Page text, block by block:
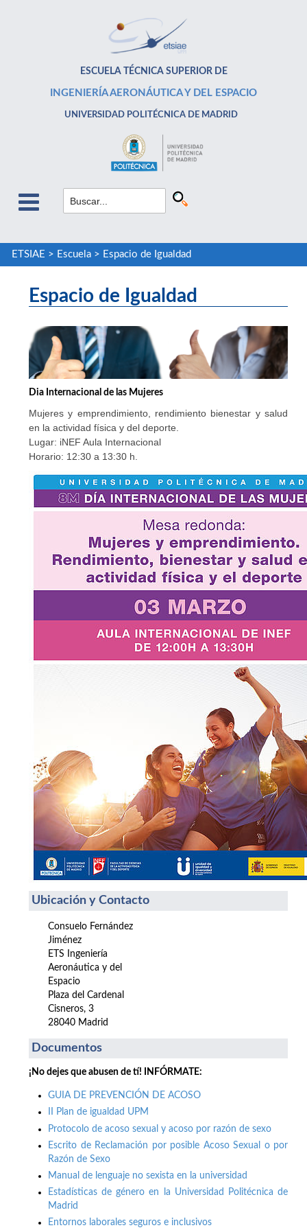
ESCUELA TÉCNICA SUPERIOR DE
INGENIERÍA AERONÁUTICA Y DEL ESPACIO
UNIVERSIDAD POLITÉCNICA DE MADRID
ETSIAE > Escuela> Espacio de Igualdad
Espacio de Igualdad
Dia Internacional de las Mujeres
Mujeres y emprendimiento, rendimiento bienestar y salud
en la actividad física y del deporte.
Lugar: iNEF Aula Internacional
Horario: 12:30 a 13:30 h.
Ubicación y Contacto
Consuelo Fernández
Jiménez
ETS Ingeniería
Aeronáutica y del
Espacio
Plaza del Cardenal
Cisneros, 3
28040 Madrid
Documentos
¡No dejes que abusen de tí! INFÓRMATE:
GUIA DE PREVENCIÓN DE ACOSO
II Plan de igualdad UPM
Protocolo de acoso sexual y acoso por razón de sexo
Escrito de Reclamación por posible Acoso Sexual o por
Razón de Sexo
Manual de lenguaje no sexista en la universidad
Estadísticas de género en la Universidad Politécnica de
Madrid
Entornos laborales seguros e inclusivos